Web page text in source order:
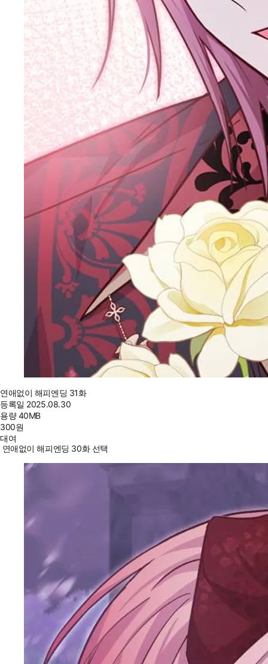
연애없이 해피엔딩 31화
등록일 2025.08.30
용량40MB
300원
대여
연애없이 해피엔딩 30화 선택